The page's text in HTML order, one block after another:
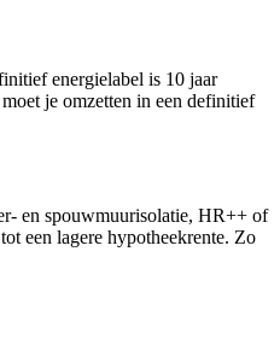
energielabel is 10 jaar
je omzetten in een definitief
en spouwmuurisolatie, HR++ of
een lagere hypotheekrente. Zo